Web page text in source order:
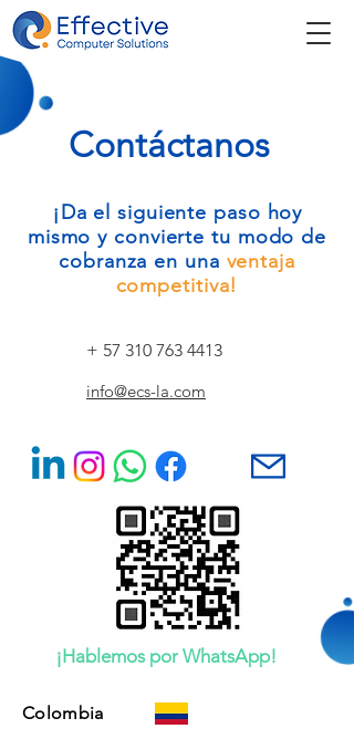
Contáctanos
¡Da el siguiente paso hoy
mismo y convierte tu modo de
cobranza en una ventaja
competitiva!
+ 57 310 763 4413
info@ecs-la.com
¡Hablemos por WhatsApp!
Colombia